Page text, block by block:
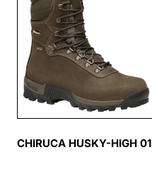
CHIRUCA HUSKY-HIGH 01